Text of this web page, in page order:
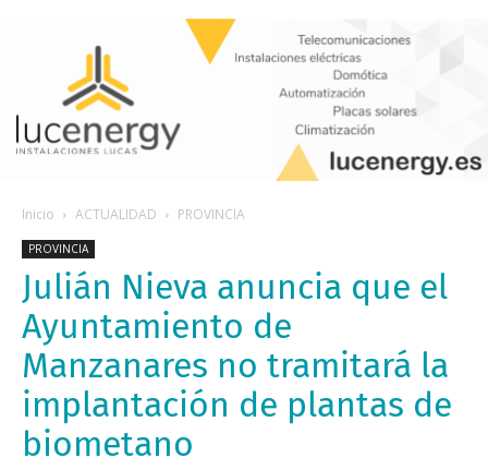
Inicio ACTUALIDAD PROVINCIA
PROVINCIA
Julián Nieva anuncia que el
Ayuntamiento de
Manzanares no tramitará la
implantación de plantas de
biometano